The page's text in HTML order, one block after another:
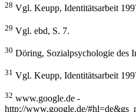
28 Vgl. Keupp, Identitätsarbeit
29 Vgl. ebd, S. 7.
30 Döring, Sozialpsychologie des
31 Vgl. Keupp, Identitätsarbeit
32 www.google.de -
http://www.google.de/